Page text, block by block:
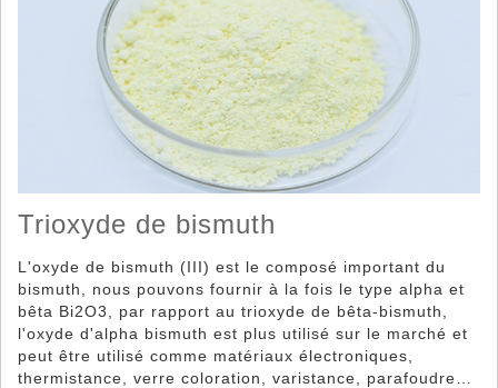
Trioxyde de bismuth
L'oxyde de bismuth (III) est le composé important du
bismuth, nous pouvons fournir à la fois le type alpha et
bêta Bi2O3, par rapport au trioxyde de bêta-bismuth,
l'oxyde d'alpha bismuth est plus utilisé sur le marché et
peut être utilisé comme matériaux électroniques,
thermistance, verre coloration, varistance, parafoudres,